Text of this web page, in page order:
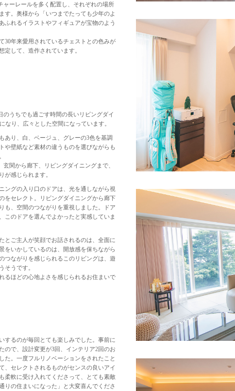
ーレールを多く配置し、それぞれの場所
す。奥様から「いつまでたっても少年のよ
ふれるイラストやフィギュアが宝物のよう
30年来愛用されているチェストとの色みが
定して、造作されています。
うちでも過ごす時間の長いリビングダイ
なり、広々とした空間になっています。
あり、白、ベージュ、グレーの3色を基調
や壁紙など素材の違うものを選びながらも
関から廊下、リビングダイニングまで、
が感じられます。
ングの入り口のドアは、光を通しながら視
をセレクト。リビングダイニングから廊下
も、空間のつながりを重視しました。ドア
このドアを選んでよかったと実感していま
とご主人が笑顔でお話されるのは、全面に
をいかしているのは、開放感を保ちながら
つながりを感じられるこのリビングは、遊
そうです。
るほどの心地よさを感じられるお住まいで
するのが毎回とても楽しみでした。事前に
ので、設計変更が3回、インテリア2回のお
た。一度フルリノベーションをされたこと
、セレクトされるものがセンスの良いアイ
柔軟に受け入れてくださって、とても素敵
りの住まいになった」と大変喜んでくださ